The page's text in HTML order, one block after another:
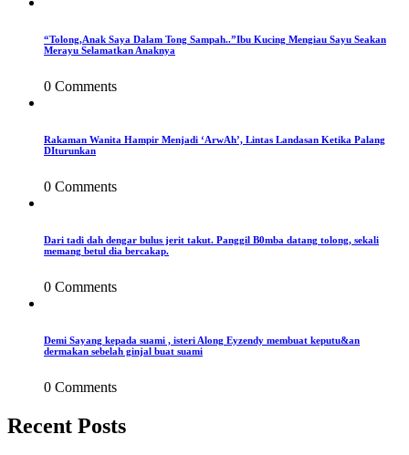
“Tolong,Anak Saya Dalam Tong Sampah..”Ibu Kucing Mengiau Sayu Seakan
Merayu Selamatkan Anaknya
0 Comments
Rakaman Wanita Hampir Menjadi ‘ArwAh’, Lintas Landasan Ketika Palang
DIturunkan
0 Comments
Dari tadi dah dengar bulus jerit takut. Panggil B0mba datang tolong, sekali
memang betul dia bercakap.
0 Comments
Demi Sayang kepada suami , isteri Along Eyzendy membuat keputu&an
dermakan sebelah ginjal buat suami
0 Comments
Recent Posts